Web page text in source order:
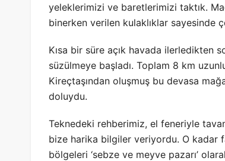
yeleklerimizi ve baretlerimizi taktık.
binerken verilen kulaklıklar sayesinde
Kısa bir süre açık havada ilerledikten
süzülmeye başladı. Toplam 8 km
Kireçtaşından oluşmuş bu devasa
doluydu.
Teknedeki rehberimiz, el feneriyle
bize harika bilgiler veriyordu. O kadar
bölgeleri ‘sebze ve meyve pazarı’